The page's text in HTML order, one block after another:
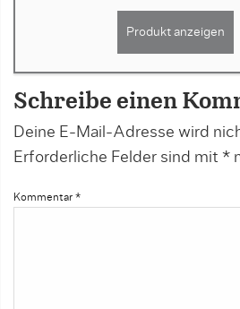
Produkt anzeigen
Schreibe einen
Deine E-Mail-Adresse wird
Erforderliche Felder sind mit *
Kommentar *